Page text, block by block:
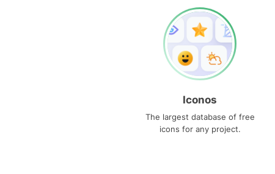
Iconos
The largest database of free
icons for any project.